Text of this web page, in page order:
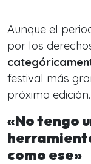
Aunque el
por los
festival más
próxima edición.
«No tengo
como ese»